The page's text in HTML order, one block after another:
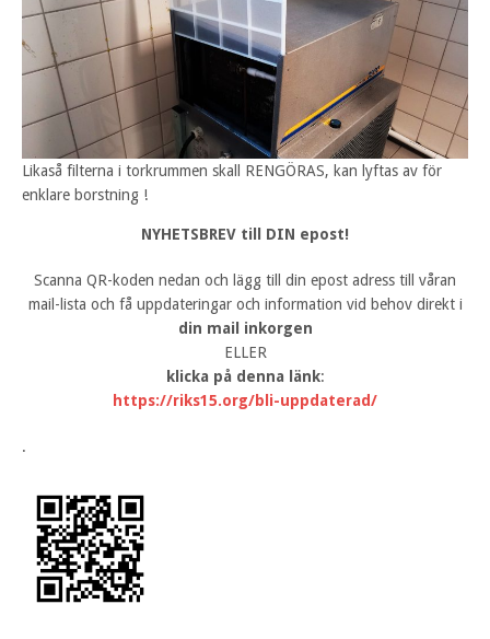
Likaså filterna i torkrummen skall RENGÖRAS, kan lyftas av för
enklare borstning !
NYHETSBREV till DIN epost!
Scanna QR-koden nedan och lägg till din epost adress till våran
mail-lista och få uppdateringar och information vid behov direkt i
din mail inkorgen
ELLER
klicka på denna länk:
https://riks15.org/bli-uppdaterad/
.